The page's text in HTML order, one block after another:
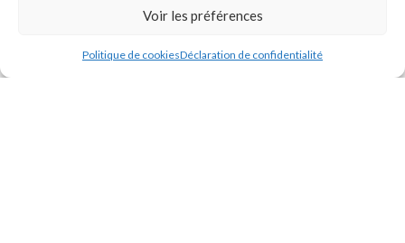
Voir les préférences
Politique de cookiesDéclaration de confidentialité